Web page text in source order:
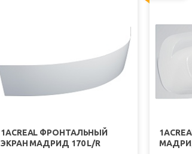
1ACREAL ФРОНТАЛЬНЫЙ
ЭКРАН МАДРИД 170 L/R